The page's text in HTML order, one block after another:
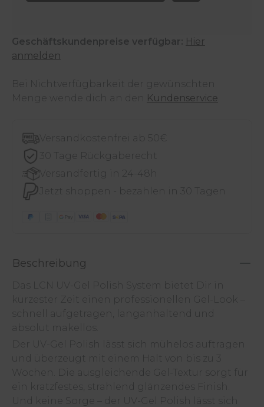
Geschäftskundenpreise verfügbar: Hier
anmelden
Bei Nichtverfügbarkeit der gewünschten
Menge wende dich an den
Kundenservice
Versandkostenfrei ab 50€
30 Tage Rückgaberecht
Versandfertig in 24-48h
Jetzt shoppen - bezahlen in 30 Tagen
Beschreibung
Das LCN UV-Gel Polish System bietet Dir in
kürzester Zeit einen professionellen Gel-Look –
schnell aufgetragen, langanhaltend und
absolut makellos.
Der UV-Gel Polish lässt sich mühelos auftragen
und überzeugt mit einem Halt von bis zu 3
Wochen. Die ausgleichende Gel-Textur sorgt für
ein kratzfestes, strahlend glänzendes Finish.
Und keine Sorge – der UV-Gel Polish lässt sich